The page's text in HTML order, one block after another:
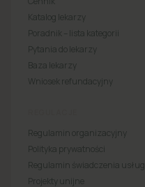
Katalog lekarzy
Poradnik – lista kategorii
Pytania do lekarzy
Baza lekarzy
Wniosek refundacyjny
Regulamin organizacyjny
Polityka prywatności
Regulamin świadczenia usług
Projekty unijne